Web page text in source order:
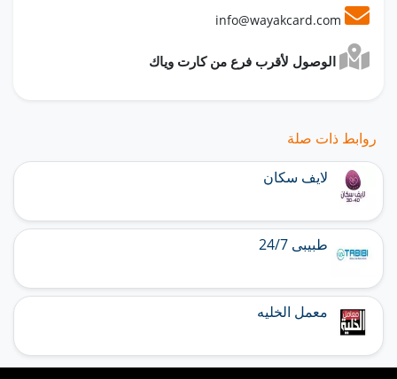
info@wayakcard.com
روابط ذات صلة
لايف سكان
طبيبى 24/7
معمل الخليه